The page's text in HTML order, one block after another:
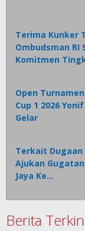
Terima Kunker
Ombudsman RI
Komitmen
Open
Cup 1 2026
Gelar
Terkait Dugaan
Ajukan
Jaya Ke…
Berita